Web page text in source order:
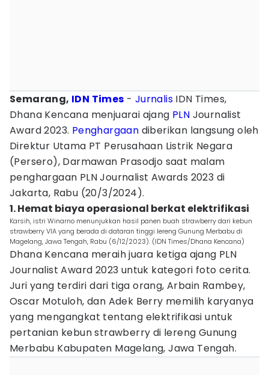
Semarang, IDN Times - Jurnalis IDN Times,
Dhana Kencana menjuarai ajang PLN Journalist
Award 2023. Penghargaan diberikan langsung oleh
Direktur Utama PT Perusahaan Listrik Negara
(Persero), Darmawan Prasodjo saat malam
penghargaan PLN Journalist Awards 2023 di
Jakarta, Rabu (20/3/2024).
1. Hemat biaya operasional berkat elektrifikasi
Karsih, istri Winarno menunjukkan hasil panen buah strawberry dari kebun
strawberry VIA yang berada di dataran tinggi lereng Gunung Merbabu di
Magelang, Jawa Tengah, Rabu (6/12/2023). (IDN Times/Dhana Kencana)
Dhana Kencana meraih juara ketiga ajang PLN
Journalist Award 2023 untuk kategori foto cerita.
Juri yang terdiri dari tiga orang, Arbain Rambey,
Oscar Motuloh, dan Adek Berry memilih karyanya
yang mengangkat tentang elektrifikasi untuk
pertanian kebun strawberry di lereng Gunung
Merbabu Kabupaten Magelang, Jawa Tengah.